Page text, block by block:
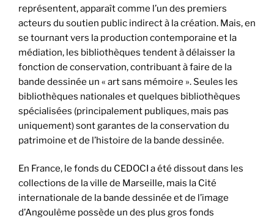
représentent, apparaît comme l’un des premiers
acteurs du soutien public indirect à la création. Mais, en
se tournant vers la production contemporaine et la
médiation, les bibliothèques tendent à délaisser la
fonction de conservation, contribuant à faire de la
bande dessinée un « art sans mémoire ». Seules les
bibliothèques nationales et quelques bibliothèques
spécialisées (principalement publiques, mais pas
uniquement) sont garantes de la conservation du
patrimoine et de l’histoire de la bande dessinée.
En France, le fonds du CEDOCI a été dissout dans les
collections de la ville de Marseille, mais la Cité
internationale de la bande dessinée et de l’image
d’Angoulême possède un des plus gros fonds